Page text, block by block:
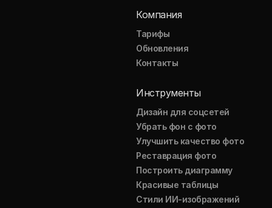
Компания
Тарифы
Обновления
Контакты
Инструменты
Дизайн для соцсетей
Убрать фон с фото
Улучшить качество фото
Реставрация фото
Построить диаграмму
Красивые таблицы
Стили ИИ-изображений